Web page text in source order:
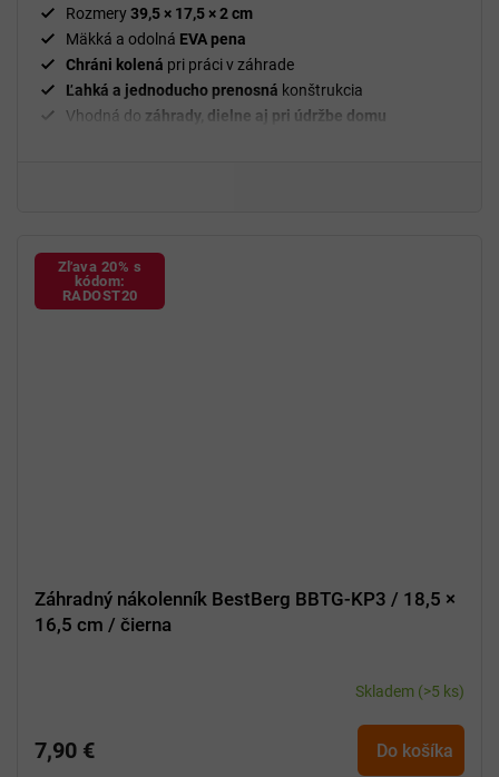
Rozmery39,5 × 17,5 × 2 cm
Mäkká a odolná EVA pena
Chráni kolená pri práci v záhrade
Ľahká a jednoducho prenosná konštrukcia
Vhodná do záhrady, dielne aj pri údržbe domu
Zľava 20% s
kódom:
RADOST20
Záhradný nákolenník BestBerg BBTG-KP3 / 18,5 ×
16,5 cm / čierna
Skladem (>5 ks)
7,90 € Do košíka